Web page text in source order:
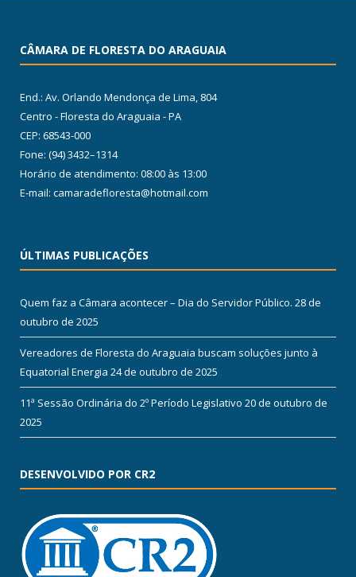
CÂMARA DE FLORESTA DO ARAGUAIA
End.: Av. Orlando Mendonça de Lima, 804
Centro - Floresta do Araguaia - PA
CEP: 68543-000
Fone: (94) 3432–1314
Horário de atendimento: 08:00 às 13:00
E-mail: camaradefloresta@hotmail.com
ÚLTIMAS PUBLICAÇÕES
Quem faz a Câmara acontecer – Dia do Servidor Público. 28 de
outubro de 2025
Vereadores de Floresta do Araguaia buscam soluções junto à
Equatorial Energia 24 de outubro de 2025
11ª Sessão Ordinária do 2º Período Legislativo 20 de outubro de
2025
DESENVOLVIDO POR CR2